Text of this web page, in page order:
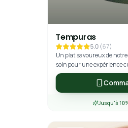
Tempuras
5.0 (67)
Un plat savoureux de
soin pour une expérience
Jusqu'à